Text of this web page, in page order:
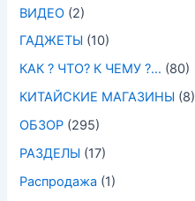
ВИДЕО (2)
ГАДЖЕТЫ (10)
КАК ? ЧТО? К ЧЕМУ ?… (80)
КИТАЙСКИЕ МАГАЗИНЫ (8)
ОБЗОР (295)
РАЗДЕЛЫ (17)
Распродажа (1)